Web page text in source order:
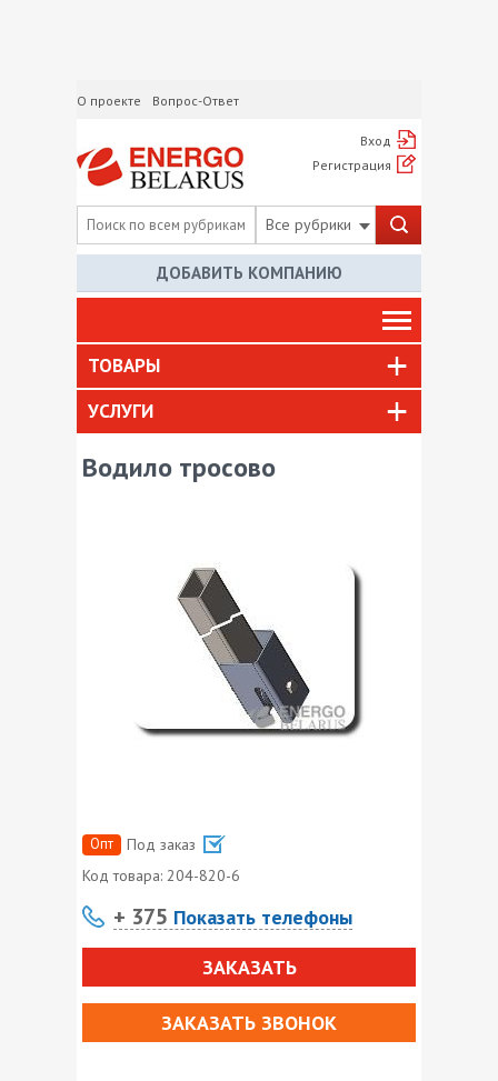
О проекте Вопрос-Ответ
Вход
Регистрация
Все рубрики
ДОБАВИТЬ КОМПАНИЮ
ТОВАРЫ
УСЛУГИ
Водило тросово
Опт
Под заказ
Код товара: 204-820-6
+ 375 Показать телефоны
ЗАКАЗАТЬ
ЗАКАЗАТЬ ЗВОНОК